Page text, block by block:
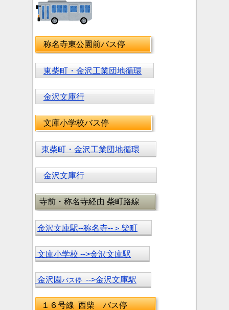
称名寺東公園前バス停
東柴町・金沢工業団地循環
金沢文庫行
文庫小学校バス停
東柴町・金沢工業団地循環
金沢文庫行
寺前・称名寺経由 柴町路線
金沢文庫駅--称名寺--＞柴町
文庫小学校 -->金沢文庫駅
金沢園 バス停 -->金沢文庫駅
１６号線 西柴 バス停